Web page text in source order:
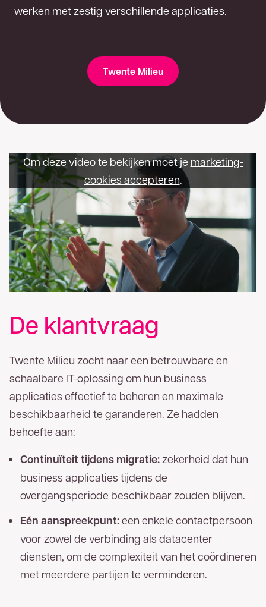
werken met zestig verschillende applicaties.
Twente Milieu
Om deze video te bekijken moet je marketing-
cookies accepteren.
De klantvraag
Twente Milieu zocht naar een betrouwbare en
schaalbare IT-oplossing om hun business
applicaties effectief te beheren en maximale
beschikbaarheid te garanderen. Ze hadden
behoefte aan:
Continuïteit tijdens migratie: zekerheid dat hun
business applicaties tijdens de
overgangsperiode beschikbaar zouden blijven.
Eén aanspreekpunt:een enkele contactpersoon
voor zowel de verbinding als datacenter
diensten, om de complexiteit van het coördineren
met meerdere partijen te verminderen.